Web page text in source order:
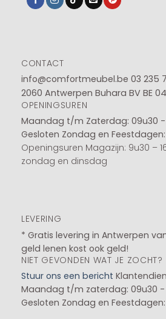
CONTACT
info@comfortmeubel.be 03 235
2060 Antwerpen Buhara BV BE
OPENINGSUREN
Maandag t/m Zaterdag: 09u30 -
Gesloten Zondag en Feestdagen:
Openingsuren Magazijn: 9u30 –
zondag en dinsdag
LEVERING
* Gratis levering in Antwerpen
geld lenen kost ook geld!
NIET GEVONDEN WAT JE ZOCHT?
Stuur ons een bericht
Maandag t/m zaterdag: 09u30 -
Gesloten Zondag en Feestdagen: